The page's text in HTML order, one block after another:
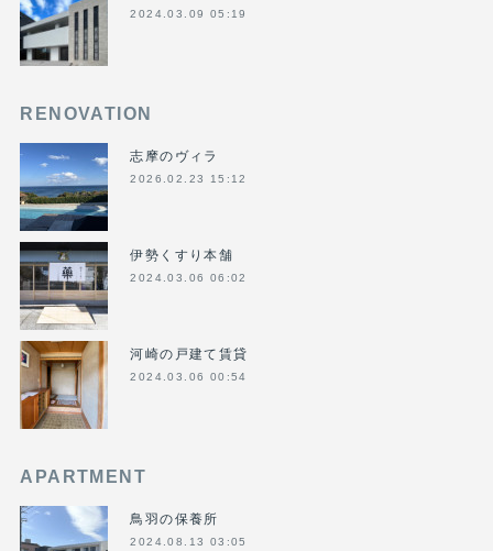
2024.03.09 05:19
RENOVATION
志摩のヴィラ
2026.02.23 15:12
伊勢くすり本舗
2024.03.06 06:02
河崎の戸建て賃貸
2024.03.06 00:54
APARTMENT
鳥羽の保養所
2024.08.13 03:05